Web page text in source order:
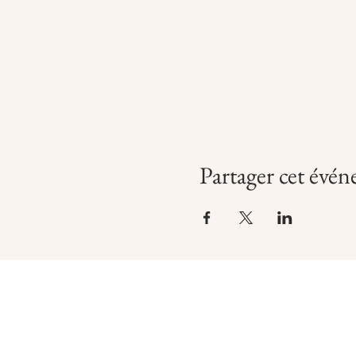
Partager cet